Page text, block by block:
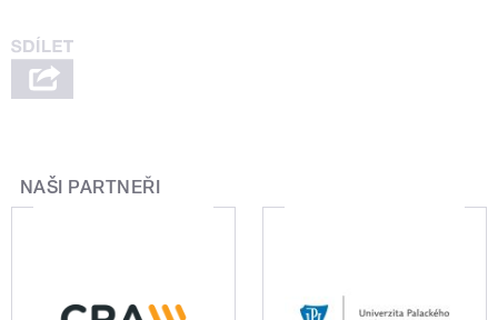
NAŠI PARTNEŘI